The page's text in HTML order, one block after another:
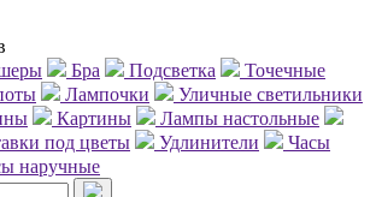
Бра Подсветка
Точечные
Лампочки
Уличные светильники
Картины
Лампы настольные
под цветы Удлинители
Часы
наручные